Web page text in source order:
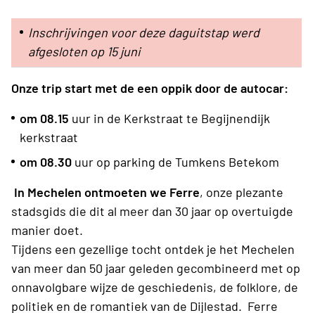
Inschrijvingen voor deze daguitstap werd
afgesloten op 15 juni
Onze trip start met de een oppik door de autocar:
om 08.15 uur in de Kerkstraat te Begijnendijk
kerkstraat
om 08.30 uur op parking de Tumkens Betekom
In Mechelen ontmoeten we Ferre, onze plezante
stadsgids die dit al meer dan 30 jaar op overtuigde
manier doet.
Tijdens een gezellige tocht ontdek je het Mechelen
van meer dan 50 jaar geleden gecombineerd met op
onnavolgbare wijze de geschiedenis, de folklore, de
politiek en de romantiek van de Dijlestad. Ferre